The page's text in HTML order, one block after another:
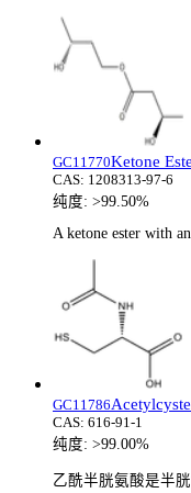
GC11770Ketone
CAS: 1208313-97-6
纯度: >99.50%
A ketone ester with
GC11786
CAS: 616-91-1
纯度: >99.00%
乙酰半胱氨酸是半